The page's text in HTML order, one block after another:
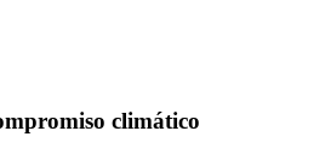
climático